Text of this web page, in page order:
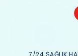
7/24 SAĞLIK